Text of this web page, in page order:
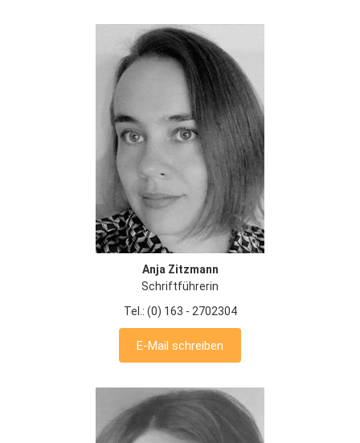
Anja Zitzmann
Schriftführerin
Tel.: (0) 163 - 2702304
E-Mail schreiben